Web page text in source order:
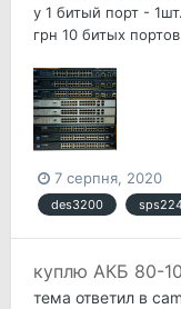
у 1 битый порт -
грн 10 битых
7 серпня, 2020
des3200
куплю АКБ 80-
тема ответил в